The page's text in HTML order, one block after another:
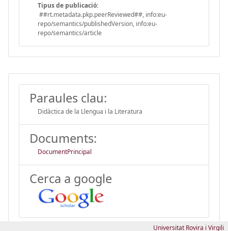
Tipus de publicació:
##rt.metadata.pkp.peerReviewed##, info:eu-
repo/semantics/publishedVersion, info:eu-
repo/semantics/article
Paraules clau:
Didàctica de la Llengua i la Literatura
Documents:
DocumentPrincipal
Cerca a google
Universitat Rovira i Virgili